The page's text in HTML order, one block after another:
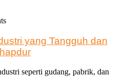
yang Tangguh dan
seperti gudang, pabrik, dan